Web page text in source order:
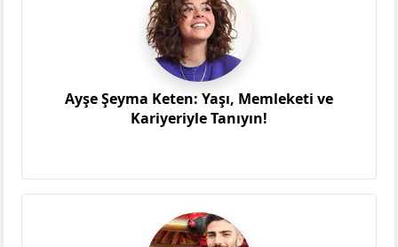
Ayşe Şeyma Keten: Yaşı, Memleketi ve
Kariyeriyle Tanıyın!